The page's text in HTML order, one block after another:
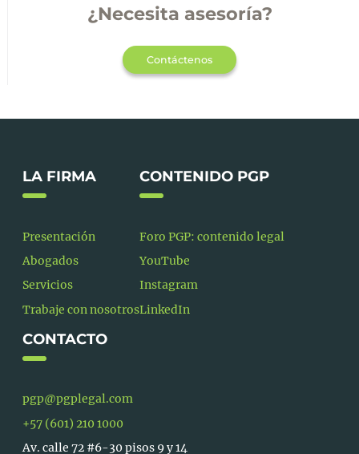
¿Necesita asesoría?
Contáctenos
LA FIRMA
Presentación
Abogados
Servicios
Trabaje con nosotros
CONTENIDO PGP
Foro PGP: contenido legal
YouTube
Instagram
LinkedIn
CONTACTO
pgp@pgplegal.com
+57 (601) 210 1000
Av. calle 72 #6-30 pisos 9 y 14